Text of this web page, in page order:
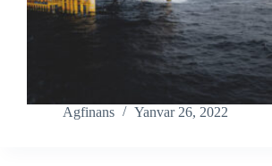
Agfinans Yanvar 26, 2022